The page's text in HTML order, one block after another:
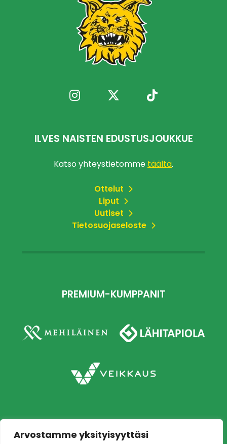
Arvostamme yksityisyyttäsi
ILVES NAISTEN EDUSTUSJOUKKUE
Katso yhteystietomme täältä.
Ottelut
Liput
Uutiset
Tietosuojaseloste
PREMIUM-KUMPPANIT